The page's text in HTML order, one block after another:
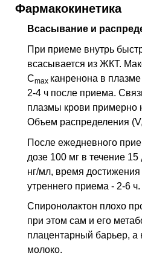
Фармакокинетика
Всасывание и
При приеме внутрь
всасывается из ЖКТ.
Сmах канренона в плазме
2-4 ч после приема.
плазмы крови примерно
Объем распределения (V
После ежедневного
дозе 100 мг в течение
нг/мл, время
утреннего приема - 2-6 ч.
Спиронолактон плохо
при этом сам и его
плацентарный барьер, а
молоко.